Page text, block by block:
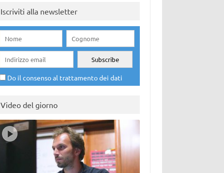
Iscriviti alla newsletter
Do il consenso al trattamento dei dati
Video del giorno